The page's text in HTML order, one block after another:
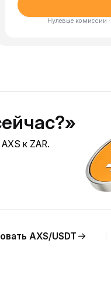
Нулевые комиссии
к ZAR.
AXS/USDT